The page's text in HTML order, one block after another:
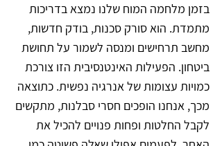
בזמן מלחמה המוח שלנו נמצא בדריכות
מתמדת. הוא סורק סכנות, בודק חדשות,
מחשב תרחישים ומנסה לשמור על תחושת
ביטחון. הפעילות האינטנסיבית הזו צורכת
כמויות עצומות של אנרגיה נפשית. כתוצאה
מכך, אנחנו הופכים חסרי סבלנות, מתקשים
לקבל החלטות ופחות פנויים להכיל את